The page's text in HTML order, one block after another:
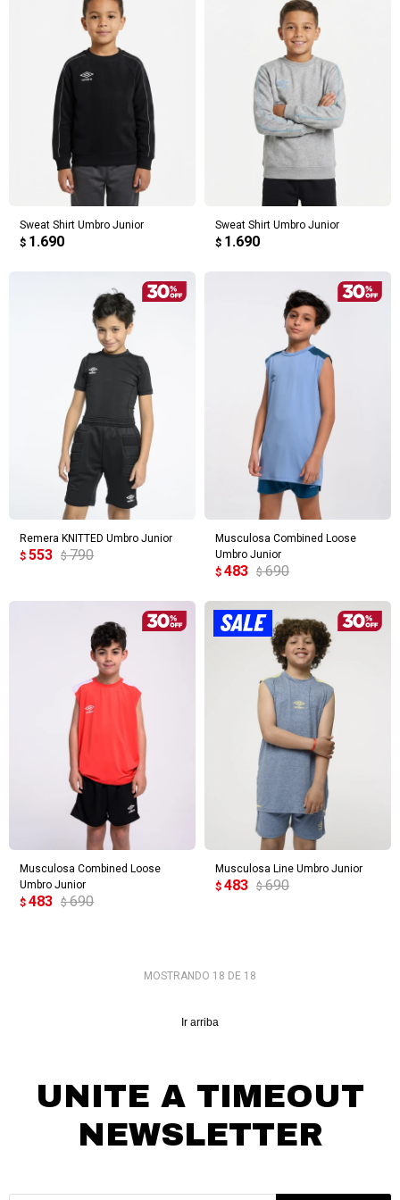
Sweat Shirt Umbro Junior
$ 1.690
Sweat Shirt Umbro Junior
$ 1.690
Remera KNITTED Umbro Junior
$ 553 $ 790
Musculosa Combined Loose
Umbro Junior
$ 483 $ 690
Musculosa Combined Loose
Umbro Junior
$ 483 $ 690
Musculosa Line Umbro Junior
$ 483 $ 690
MOSTRANDO 18 DE 18
Ir arriba
UNITE A TIMEOUT
NEWSLETTER